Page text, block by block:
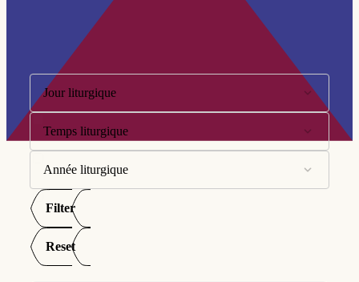
Filtre:
Jour liturgique
10ème dimanche
11ème dimanche
12ème dimanche
13ème dimanche
14ème dimanche
Temps liturgique
Avent
Carême
Pentecôte
Semaine Sainte
Année liturgique
Année A
Année B
Filter
Reset